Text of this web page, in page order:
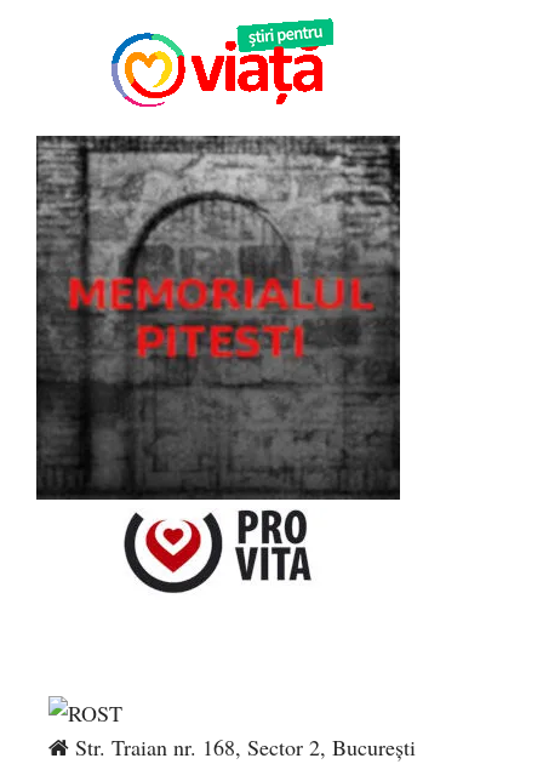
Str. Traian nr. 168, Sector 2, București